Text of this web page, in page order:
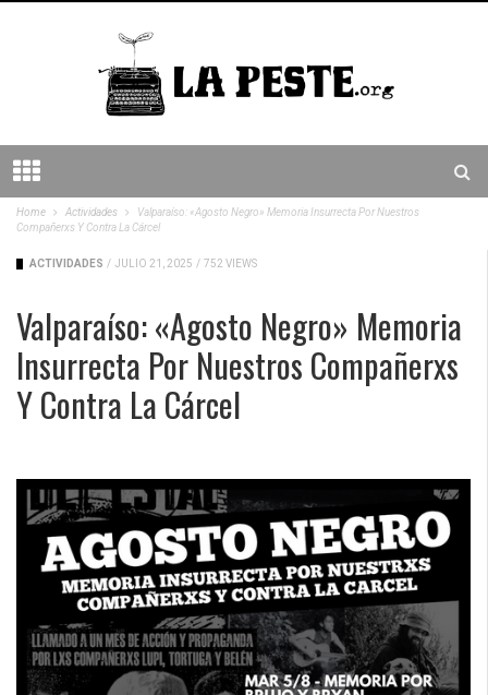
Home Actividades
Valparaíso: «Agosto Negro» Memoria Insurrecta Por Nuestros
Compañerxs Y Contra La Cárcel
ACTIVIDADES / JULIO 21, 2025 / 752 VIEWS
Valparaíso: «Agosto Negro» Memoria
Insurrecta Por Nuestros Compañerxs
Y Contra La Cárcel